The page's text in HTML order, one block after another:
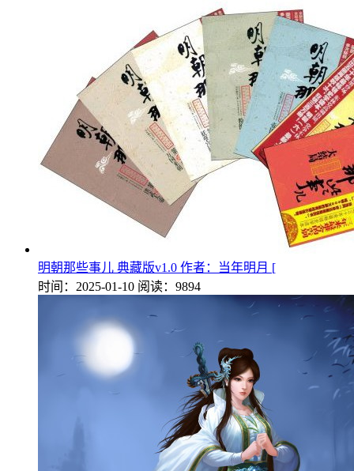
明朝那些事儿 典藏版v1.0 作者：当年明月 [
时间：2025-01-10 阅读：9894